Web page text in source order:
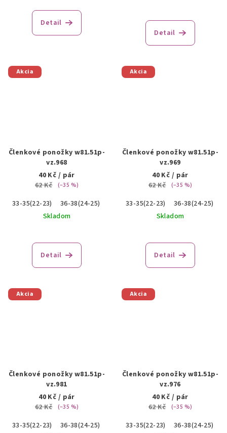
Detail
Detail
Akcia
Členkové ponožky w81.51p-
vz.968
40 Kč / pár
62 Kč
(–35 %)
33-35(22-23) 36-38(24-25)
39-41(26-27)
Skladom
Detail
Akcia
Členkové ponožky w81.51p-
vz.969
40 Kč / pár
62 Kč
(–35 %)
33-35(22-23) 36-38(24-25)
Skladom
Detail
Akcia
Členkové ponožky w81.51p-
vz.981
40 Kč / pár
62 Kč
(–35 %)
33-35(22-23) 36-38(24-25)
39-41(26-27)
Akcia
Členkové ponožky w81.51p-
vz.976
40 Kč / pár
62 Kč
(–35 %)
33-35(22-23) 36-38(24-25)